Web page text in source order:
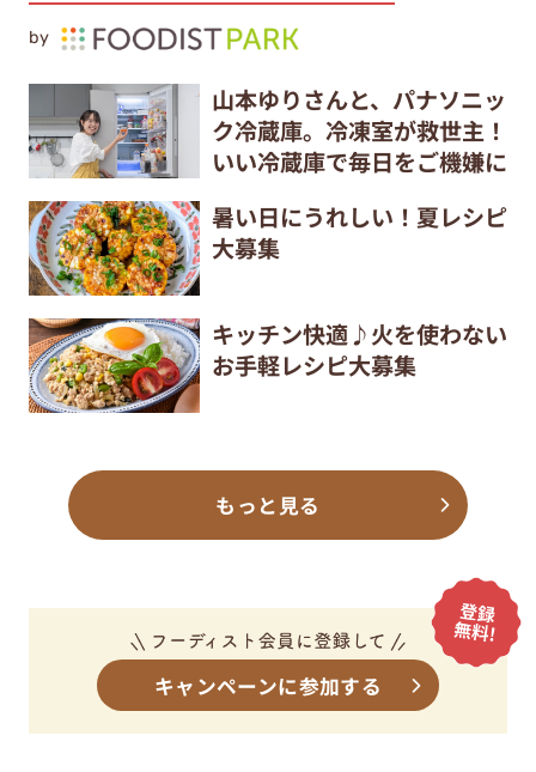
by
山本ゆりさんと、パナソニッ
ク冷蔵庫。冷凍室が救世主！
いい冷蔵庫で毎日をご機嫌に
暑い日にうれしい！夏レシピ
大募集
キッチン快適♪火を使わない
お手軽レシピ大募集
もっと見る
キャンペーンに参加する